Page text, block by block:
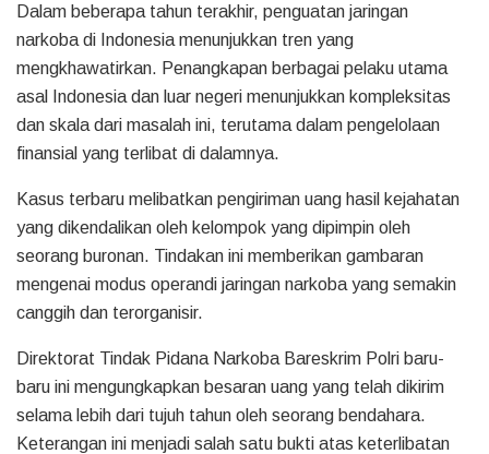
Dalam beberapa tahun terakhir, penguatan jaringan
narkoba di Indonesia menunjukkan tren yang
mengkhawatirkan. Penangkapan berbagai pelaku utama
asal Indonesia dan luar negeri menunjukkan kompleksitas
dan skala dari masalah ini, terutama dalam pengelolaan
finansial yang terlibat di dalamnya.
Kasus terbaru melibatkan pengiriman uang hasil kejahatan
yang dikendalikan oleh kelompok yang dipimpin oleh
seorang buronan. Tindakan ini memberikan gambaran
mengenai modus operandi jaringan narkoba yang semakin
canggih dan terorganisir.
Direktorat Tindak Pidana Narkoba Bareskrim Polri baru-
baru ini mengungkapkan besaran uang yang telah dikirim
selama lebih dari tujuh tahun oleh seorang bendahara.
Keterangan ini menjadi salah satu bukti atas keterlibatan